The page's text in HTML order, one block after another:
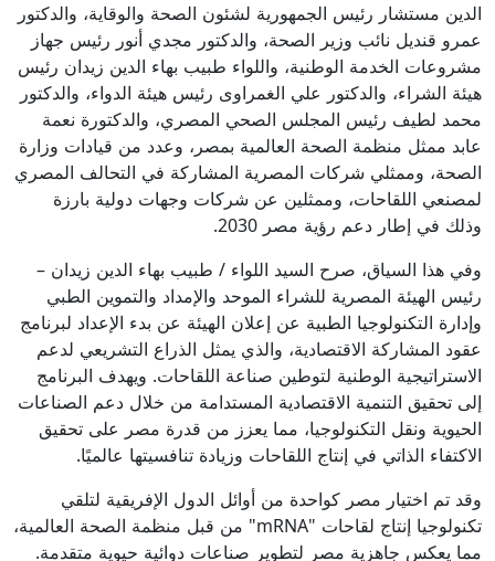
الدين مستشار رئيس الجمهورية لشئون الصحة والوقاية، والدكتور
عمرو قنديل نائب وزير الصحة، والدكتور مجدي أنور رئيس جهاز
مشروعات الخدمة الوطنية، واللواء طبيب بهاء الدين زيدان رئيس
هيئة الشراء، والدكتور علي الغمراوى رئيس هيئة الدواء، والدكتور
محمد لطيف رئيس المجلس الصحي المصري، والدكتورة نعمة
عابد ممثل منظمة الصحة العالمية بمصر، وعدد من قيادات وزارة
الصحة، وممثلي شركات المصرية المشاركة في التحالف المصري
لمصنعي اللقاحات، وممثلين عن شركات وجهات دولية بارزة
وذلك في إطار دعم رؤية مصر 2030.
وفي هذا السياق، صرح السيد اللواء / طبيب بهاء الدين زيدان –
رئيس الهيئة المصرية للشراء الموحد والإمداد والتموين الطبي
وإدارة التكنولوجيا الطبية عن إعلان الهيئة عن بدء الإعداد لبرنامج
عقود المشاركة الاقتصادية، والذي يمثل الذراع التشريعي لدعم
الاستراتيجية الوطنية لتوطين صناعة اللقاحات. ويهدف البرنامج
إلى تحقيق التنمية الاقتصادية المستدامة من خلال دعم الصناعات
الحيوية ونقل التكنولوجيا، مما يعزز من قدرة مصر على تحقيق
الاكتفاء الذاتي في إنتاج اللقاحات وزيادة تنافسيتها عالميًا.
وقد تم اختيار مصر كواحدة من أوائل الدول الإفريقية لتلقي
تكنولوجيا إنتاج لقاحات "mRNA" من قبل منظمة الصحة العالمية،
مما يعكس جاهزية مصر لتطوير صناعات دوائية حيوية متقدمة.